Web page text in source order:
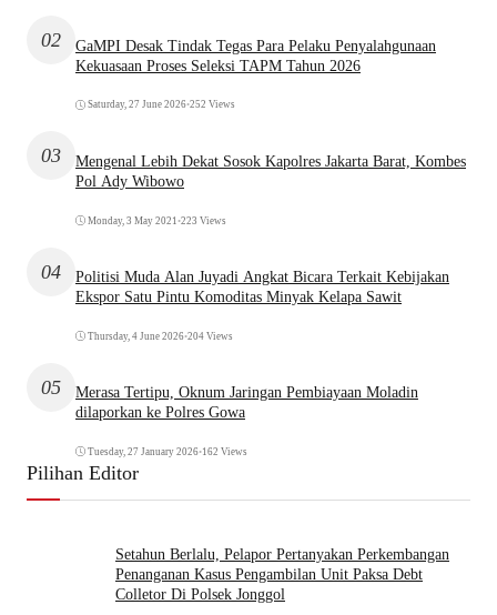
02
GaMPI Desak Tindak Tegas Para Pelaku Penyalahgunaan
Kekuasaan Proses Seleksi TAPM Tahun 2026
Saturday, 27 June 2026•252 Views
03
Mengenal Lebih Dekat Sosok Kapolres Jakarta Barat, Kombes
Pol Ady Wibowo
Monday, 3 May 2021 •223 Views
04
Politisi Muda Alan Juyadi Angkat Bicara Terkait Kebijakan
Ekspor Satu Pintu Komoditas Minyak Kelapa Sawit
Thursday, 4 June 2026•204 Views
05
Merasa Tertipu, Oknum Jaringan Pembiayaan Moladin
dilaporkan ke Polres Gowa
Tuesday, 27 January 2026•162 Views
Pilihan Editor
Setahun Berlalu, Pelapor Pertanyakan Perkembangan
Penanganan Kasus Pengambilan Unit Paksa Debt
Colletor Di Polsek Jonggol